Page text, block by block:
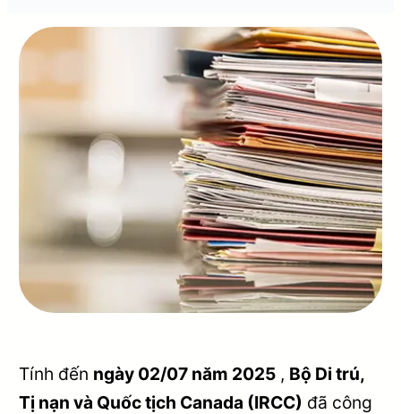
Tính đến ngày 02/07 năm 2025 , Bộ Di trú,
Tị nạn và Quốc tịch Canada (IRCC) đã công